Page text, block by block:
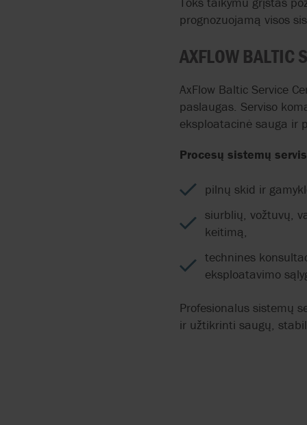
prognozuojamą visos
AXFLOW BALTIC
AxFlow Baltic Service
paslaugas. Serviso
eksploatacinė sauga ir
Procesų sistemų
pilnų skid ir
siurblių, vožtuvų,
keitimą,
technines
eksploatavimo
Profesionalus sistemų
ir užtikrinti saugų,